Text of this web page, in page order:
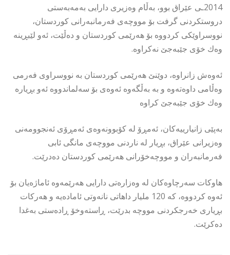
2014ـی عێراق بوو، بەڵام وەزیری دارایی بەمەبەستی
دروستكردنی گرفت بۆ مووچەی فەرمانبەرانی كوردستان،
نووسراوێكی كردووە بۆ هەرێمی كوردستان و دەڵێت، ئەو لێبڕینە
وەك خۆی جێبەجێ نەكراوە.
ئەوەش زانراوە، دوێنێ هەرێمی كوردستان بە نووسراوی فەرمی
وەڵامی داوەتەوە و بە بەڵگەوە ئەوەی بۆ سەلماندووە ئەو بڕیارە
وەك خۆی جێبەجێ كراوە
بەپێی زانیارییەكان، ئەمڕۆ لە كۆبوونەوەی ئەمڕۆی ئەنجوومەنی
وەزیرانی عێراق، بڕیار لە ناردنی مووچەی مانگی ئابی
فەرمانبەران و مووچەخۆرانی هەرێمی كوردستان دەدرێت.
هاوكات سەرچاوەكان لە وەزارەتی دارایی هەرێمەوە ئاماژەیان بۆ
ئەوە كردووە، كە 120 ملیار داهاتی نانەوتی ئامادەیە و هەركات
بڕیاری خەرجكردنی مووچە بدرێت، ڕاستەوخۆ ڕادەستی بەغدا
دەكرێت.